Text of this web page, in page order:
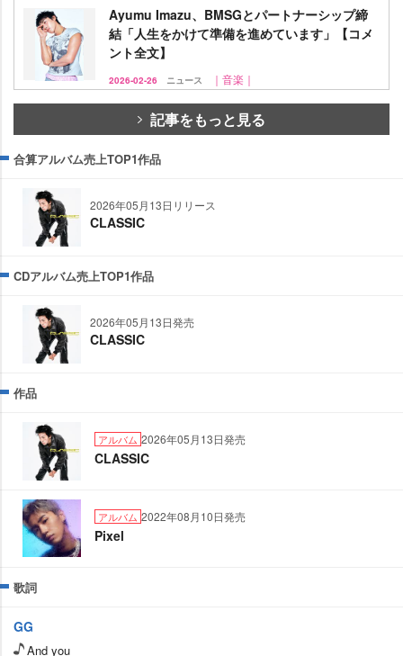
Ayumu Imazu、BMSGとパートナーシップ締
結「人生をかけて準備を進めています」【コメ
ント全文】
2026-02-26 ニュース ｜音楽｜
記事をもっと見る
合算アルバム売上TOP1作品
2026年05月13日リリース
CLASSIC
CDアルバム売上TOP1作品
2026年05月13日発売
CLASSIC
作品
アルバム 2026年05月13日発売
CLASSIC
アルバム 2022年08月10日発売
Pixel
歌詞
GG
And you